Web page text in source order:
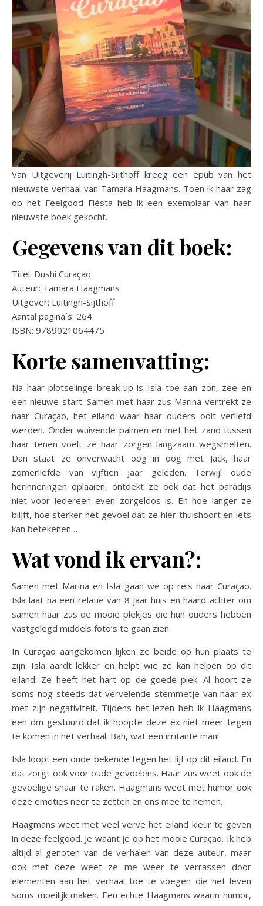
Van Uitgeverij Luitingh-Sijthoff kreeg een epub van het
nieuwste verhaal van Tamara Haagmans. Toen ik haar zag
op het Feelgood Fiësta heb ik een exemplaar van haar
nieuwste boek gekocht.
Gegevens van dit boek:
Titel: Dushi Curaçao
Auteur: Tamara Haagmans
Uitgever: Luitingh-Sijthoff
Aantal pagina´s: 264
ISBN: 9789021064475
Korte samenvatting:
Na haar plotselinge break-up is Isla toe aan zon, zee en
een nieuwe start. Samen met haar zus Marina vertrekt ze
naar Curaçao, het eiland waar haar ouders ooit verliefd
werden. Onder wuivende palmen en met het zand tussen
haar tenen voelt ze haar zorgen langzaam wegsmelten.
Dan staat ze onverwacht oog in oog met Jack, haar
zomerliefde van vijftien jaar geleden. Terwijl oude
herinneringen oplaaien, ontdekt ze ook dat het paradijs
niet voor iedereen even zorgeloos is. En hoe langer ze
blijft, hoe sterker het gevoel dat ze hier thuishoort en iets
kan betekenen…
Wat vond ik ervan?:
Samen met Marina en Isla gaan we op reis naar Curaçao.
Isla laat na een relatie van 8 jaar huis en haard achter om
samen haar zus de mooie plekjes die hun ouders hebben
vastgelegd middels foto’s te gaan zien.
In Curaçao aangekomen lijken ze beide op hun plaats te
zijn. Isla aardt lekker en helpt wie ze kan helpen op dit
eiland. Ze heeft het hart op de goede plek. Al hoort ze
soms nog steeds dat vervelende stemmetje van haar ex
met zijn negativiteit. Tijdens het lezen heb ik Haagmans
een dm gestuurd dat ik hoopte deze ex niet meer tegen
te komen in het verhaal. Bah, wat een irritante man!
Isla loopt een oude bekende tegen het lijf op dit eiland. En
dat zorgt ook voor oude gevoelens. Haar zus weet ook de
gevoelige snaar te raken. Haagmans weet met humor ook
deze emoties neer te zetten en ons mee te nemen.
Haagmans weet met veel verve het eiland kleur te geven
in deze feelgood. Je waant je op het mooie Curaçao. Ik heb
altijd al genoten van de verhalen van deze auteur, maar
ook met deze weet ze me weer te verrassen door
elementen aan het verhaal toe te voegen die het leven
soms moeilijk maken. Een echte Haagmans waarin humor,